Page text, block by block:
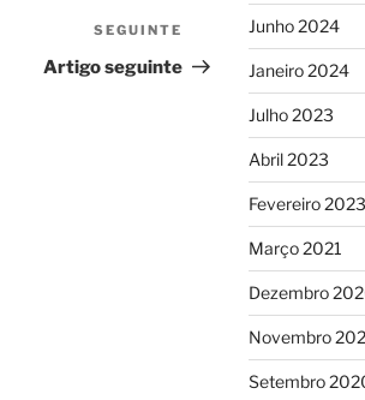
Conteúdo
seguinte
SEGUINTE
Artigo seguinte
Junho 2024
Janeiro 2024
Julho 2023
Abril 2023
Fevereiro 2023
Março 2021
Dezembro
Novembro
Setembro